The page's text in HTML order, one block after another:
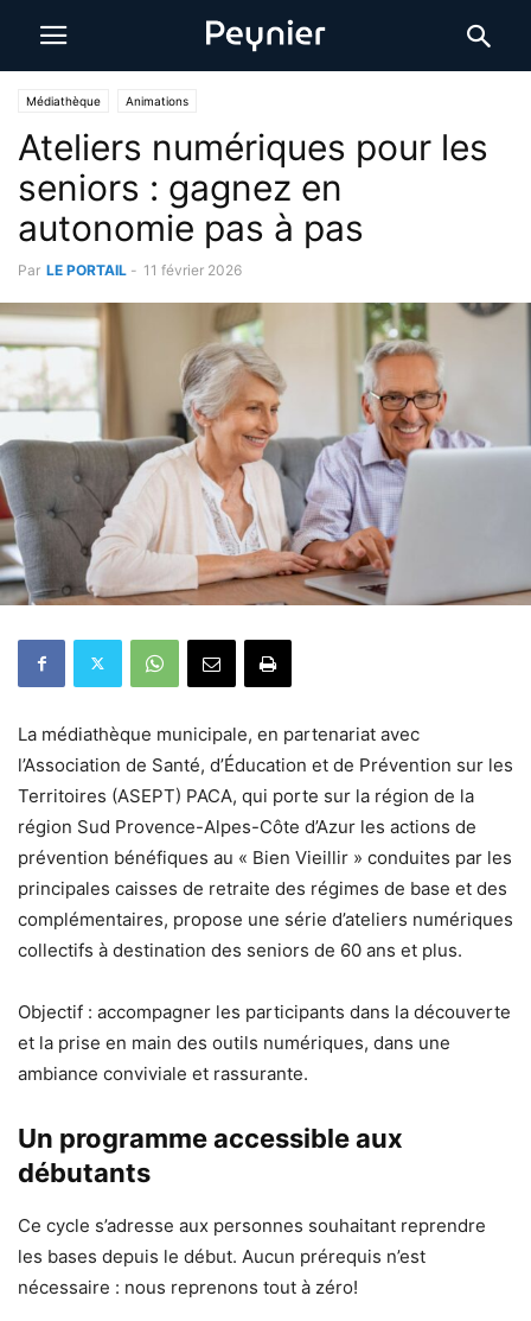
Médiathèque Animations
Ateliers numériques pour les
seniors : gagnez en
autonomie pas à pas
Par LE PORTAIL - 11 février 2026
La médiathèque municipale, en partenariat avec
l’Association de Santé, d’Éducation et de Prévention sur les
Territoires (ASEPT) PACA, qui porte sur la région de la
région Sud Provence-Alpes-Côte d’Azur les actions de
prévention bénéfiques au « Bien Vieillir » conduites par les
principales caisses de retraite des régimes de base et des
complémentaires, propose une série d’ateliers numériques
collectifs à destination des seniors de 60 ans et plus.
Objectif : accompagner les participants dans la découverte
et la prise en main des outils numériques, dans une
ambiance conviviale et rassurante.
Un programme accessible aux
débutants
Ce cycle s’adresse aux personnes souhaitant reprendre
les bases depuis le début. Aucun prérequis n’est
nécessaire : nous reprenons tout à zéro!